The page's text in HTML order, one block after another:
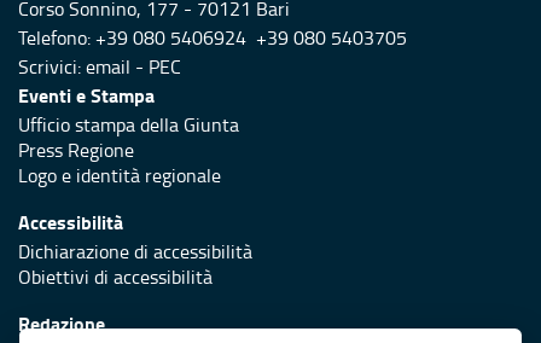
Corso Sonnino, 177 - 70121 Bari
Telefono: +39 080 5406924 +39 080 5403705
Scrivici:email - PEC
Eventi e Stampa
Ufficio stampa della Giunta
Press Regione
Logo e identità regionale
Accessibilità
Dichiarazione di accessibilità
Obiettivi di accessibilità
Redazione